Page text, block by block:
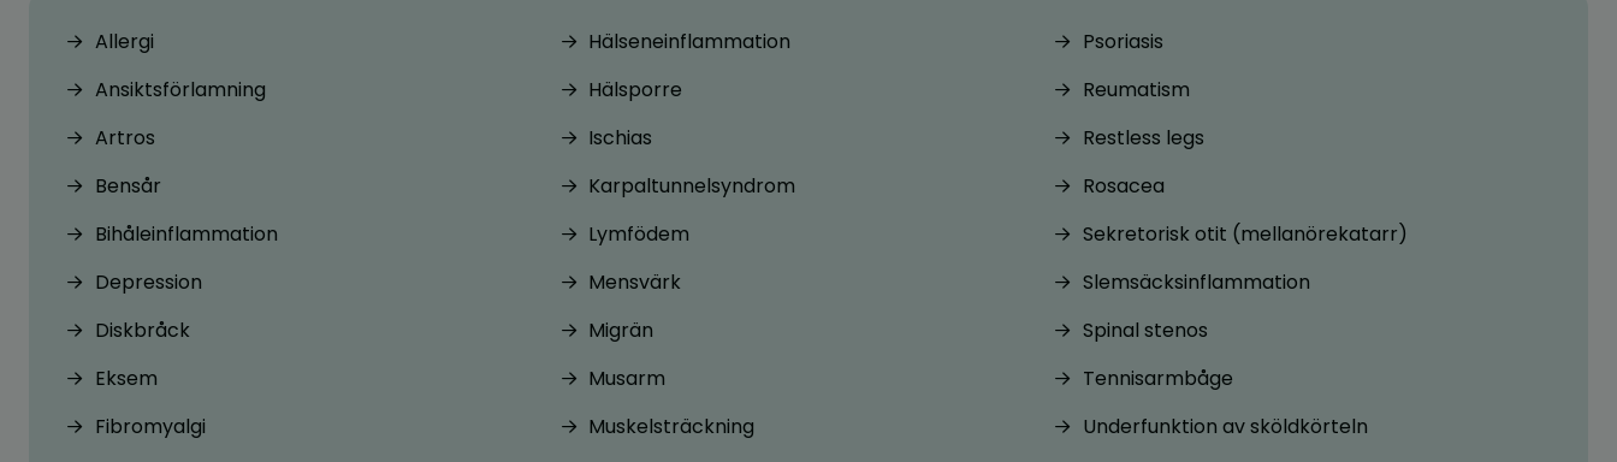
Allergi
Ansiktsförlamning
Artros
Bensår
Bihåleinflammation
Depression
Diskbråck
Eksem
Fibromyalgi
Hälseneinflammation
Hälsporre
Ischias
Karpaltunnelsyndrom
Lymfödem
Mensvärk
Migrän
Musarm
Muskelsträckning
Psoriasis
Reumatism
Restless legs
Rosacea
Sekretorisk otit (mellanörekatarr)
Slemsäcksinflammation
Spinal stenos
Tennisarmbåge
Underfunktion av sköldkörteln